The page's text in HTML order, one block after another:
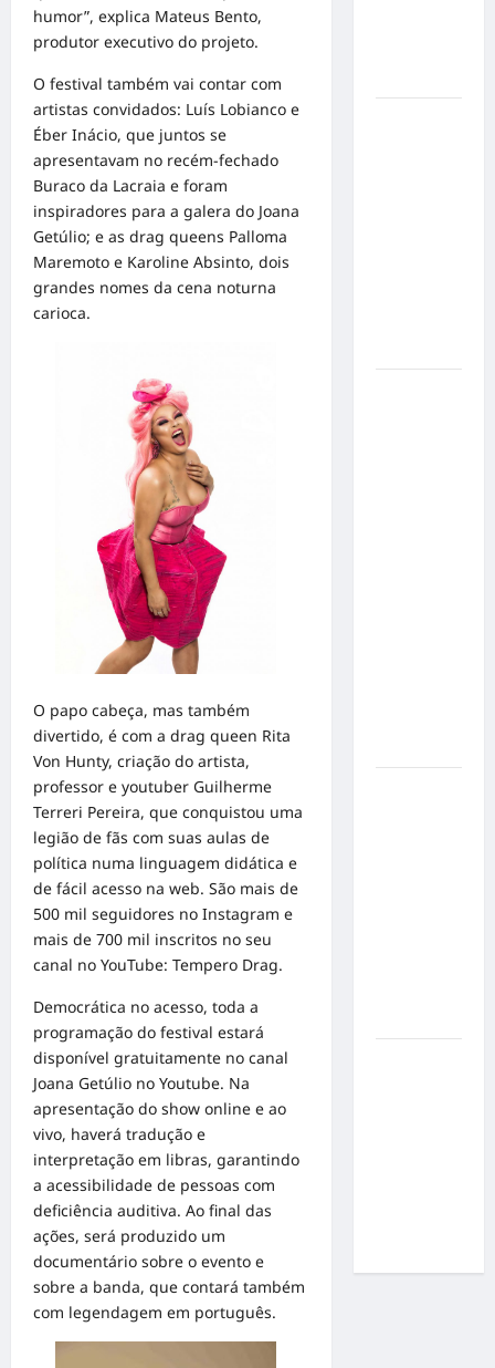
humor”, explica Mateus Bento,
produtor executivo do projeto.
O festival também vai contar com
artistas convidados: Luís Lobianco e
Éber Inácio, que juntos se
apresentavam no recém-fechado
Buraco da Lacraia e foram
inspiradores para a galera do Joana
Getúlio; e as drag queens Palloma
Maremoto e Karoline Absinto, dois
grandes nomes da cena noturna
carioca.
O papo cabeça, mas também
divertido, é com a drag queen Rita
Von Hunty, criação do artista,
professor e youtuber Guilherme
Terreri Pereira, que conquistou uma
legião de fãs com suas aulas de
política numa linguagem didática e
de fácil acesso na web. São mais de
500 mil seguidores no Instagram e
mais de 700 mil inscritos no seu
canal no YouTube: Tempero Drag.
Democrática no acesso, toda a
programação do festival estará
disponível gratuitamente no canal
Joana Getúlio no Youtube. Na
apresentação do show online e ao
vivo, haverá tradução e
interpretação em libras, garantindo
a acessibilidade de pessoas com
deficiência auditiva. Ao final das
ações, será produzido um
documentário sobre o evento e
sobre a banda, que contará também
com legendagem em português.